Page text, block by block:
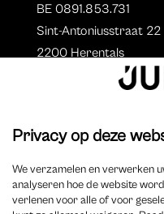
BE 0891.853.731
Sint-Antoniusstraat 22
2200 Herentals
Auteurs
Overzicht auteurs
Auteur worden?